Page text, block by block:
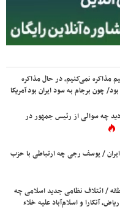
مذاکره نمی‌کنیم، در حال مذاکره
چون برجام به سود ایران بود آمریکا
چه سوالی از رئیس جمهور در
ایران / یوسف رجی چه ارتباطی با حزب
/ ائتلاف نظامی جدید اسلامی چه
آنکارا و اسلام‌آباد علیه خلاء